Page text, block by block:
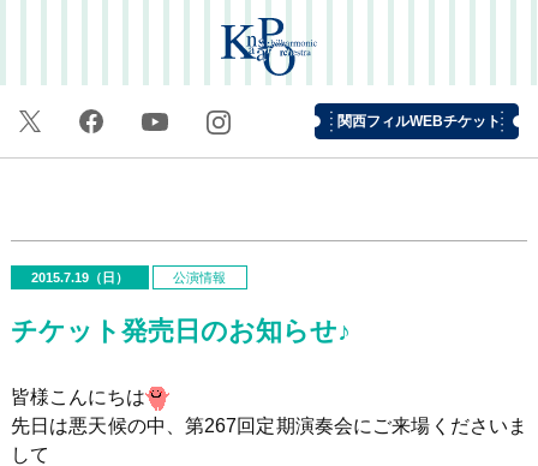
関西フィルWEBチケット
2015.7.19（日） 公演情報
チケット発売日のお知らせ♪
皆様こんにちは
先日は悪天候の中、第267回定期演奏会にご来場くださいま
して